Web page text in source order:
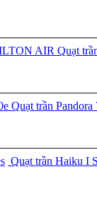
AIR Quạt
Quạt trần Pandora
Quạt trần Haiku I